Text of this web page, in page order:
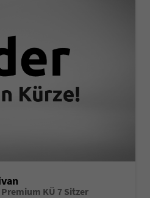
KÜ 7 Sitzer